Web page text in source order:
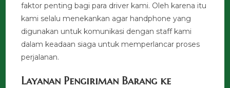
faktor penting bagi para driver kami. Oleh karena itu
kami selalu menekankan agar handphone yang
digunakan untuk komunikasi dengan staff kami
dalam keadaan siaga untuk memperlancar proses
perjalanan.
Layanan Pengiriman Barang ke